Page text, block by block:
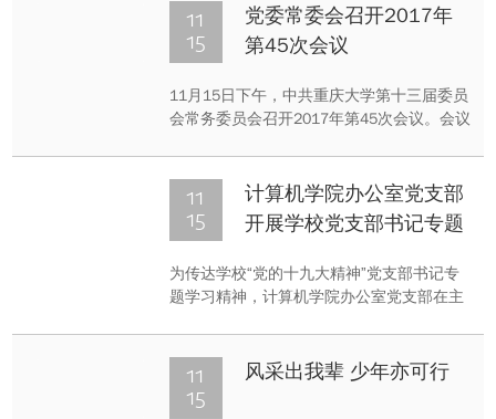
大、关心国家大事，自觉维护党中央权威和
集中统一领导。
11
15
党委常委会召开2017年
第45次会议
11月15日下午，中共重庆大学第十三届委员
会常务委员会召开2017年第45次会议。会议
11
15
计算机学院办公室党支部
开展学校党支部书记专题
为传达学校“党的十九大精神”党支部书记专
题学习精神，计算机学院办公室党支部在主
视电影学院观看了话剧《热忱》。
11
15
风采出我辈 少年亦可行